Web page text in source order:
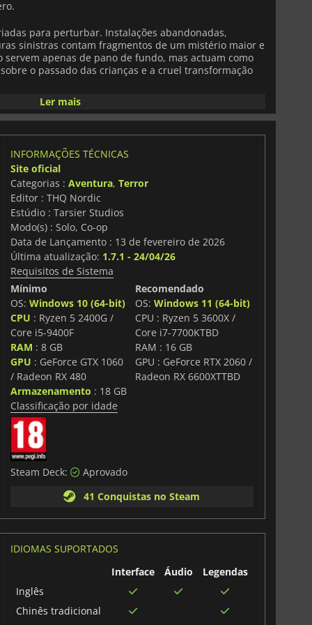
para perturbar. Instalações abandonadas,
sinistras contam fragmentos de um mistério maior e
apenas de pano de fundo, mas actuam como
o passado das crianças e a cruel transformação
em equipa, oferecendo cooperação local em ecrã
jogo online. A câmara dinâmica mantém ambas as
a claustrofobia e o suspense à medida que te
te escondes de ameaças monstruosas ou resolves
puzzles ambientais, furtividade e mecânica de
criado para parecer tenso e deliberado, exigindo
de problemas ponderada. Momentos de
perigos súbitos para manter uma sensação
sobre a ligação entre irmãos que enfrentam uma
desenrola-se como um conto de sobrevivência,
mantém em frente, mesmo quando a ilha parece
Ler mais
INFORMAÇÕES TÉCNICAS
Site oficial
Categorias : Aventura, Terror
Editor : THQ Nordic
Estúdio : Tarsier Studios
Modo(s) : Solo, Co-op
Data de Lançamento : 13 de fevereiro de 2026
Última atualização: 1.7.1 - 24/04/26
Requisitos de Sistema
Mínimo
OS: Windows 10 (64-bit)
CPU : Ryzen 5 2400G /
Core i5-9400F
RAM : 8 GB
GPU : GeForce GTX 1060
/ Radeon RX 480
Armazenamento : 18 GB
Recomendado
OS:Windows 11 (64-bit)
CPU : Ryzen 5 3600X /
Core i7-7700KTBD
RAM : 16 GB
GPU : GeForce RTX 2060 /
Radeon RX 6600XTTBD
Classificação por idade
Steam Deck:
Aprovado
41 Conquistas no Steam
IDIOMAS SUPORTADOS
Interface
Áudio
Legendas
Inglês
Chinês tradicional